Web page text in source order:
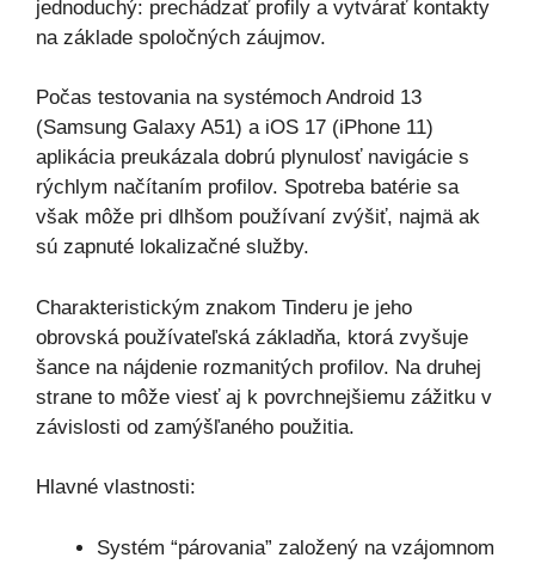
jednoduchý: prechádzať profily a vytvárať kontakty
na základe spoločných záujmov.
Počas testovania na systémoch Android 13
(Samsung Galaxy A51) a iOS 17 (iPhone 11)
aplikácia preukázala dobrú plynulosť navigácie s
rýchlym načítaním profilov. Spotreba batérie sa
však môže pri dlhšom používaní zvýšiť, najmä ak
sú zapnuté lokalizačné služby.
Charakteristickým znakom Tinderu je jeho
obrovská používateľská základňa, ktorá zvyšuje
šance na nájdenie rozmanitých profilov. Na druhej
strane to môže viesť aj k povrchnejšiemu zážitku v
závislosti od zamýšľaného použitia.
Hlavné vlastnosti:
Systém “párovania” založený na vzájomnom